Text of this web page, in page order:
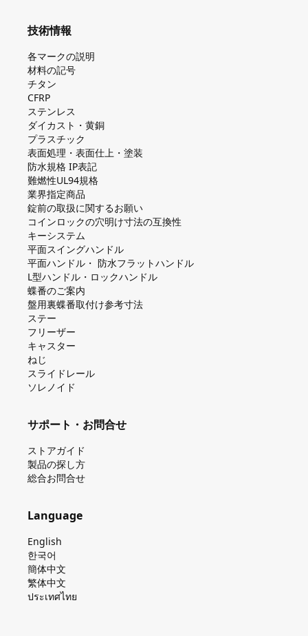
技術情報
各マークの説明
材料の記号
チタン
CFRP
ステンレス
ダイカスト・⻩銅
プラスチック
表面処理・表面仕上・塗装
防⽔規格 IP表記
難燃性UL94規格
業界指定商品
錠前の取扱に関するお願い
コインロックの⽳明け⼨法の互換性
キーシステム
平⾯スイングハンドル
平⾯ハンドル・ 防⽔フラットハンドル
L型ハンドル・ロックハンドル
蝶番のご案内
盤⽤裏蝶番取付け参考⼨法
ステー
フリーザー
キャスター
ねじ
スライドレール
ソレノイド
サポート・お問合せ
ストアガイド
製品の探し⽅
総合お問合せ
Language
English
한국어
簡体中文
繁体中文
ประเทศไทย